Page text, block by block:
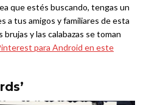
que estés buscando, tengas un
a tus amigos y familiares de esta
y las calabazas se toman
para Android en este